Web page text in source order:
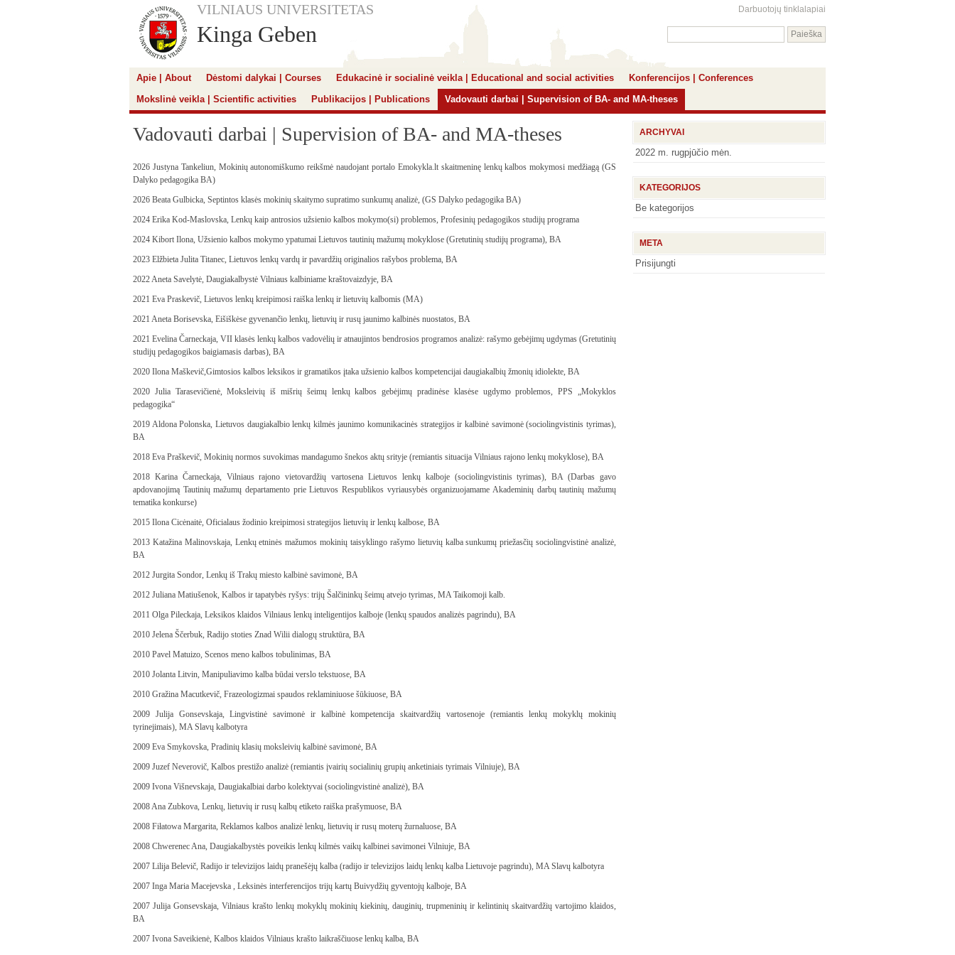
VILNIAUS UNIVERSITETAS Darbuotojų tinklalapiai
Kinga Geben
Apie | About Dėstomi dalykai | Courses Edukacinė ir socialinė veikla | Educational and social activities
Konferencijos | Conferences
Mokslinė veikla | Scientific activities
Publikacijos | Publications Vadovauti darbai | Supervision of BA- and MA-theses
Vadovauti darbai | Supervision of BA- and MA-theses
2026 Justyna Tankeliun, Mokinių autonomiškumo reikšmė naudojant portalo Emokykla.lt skaitmeninę lenkų kalbos mokymosi medžiagą (GS
Dalyko pedagogika BA)
2026 Beata Gulbicka, Septintos klasės mokinių skaitymo supratimo sunkumų analizė, (GS Dalyko pedagogika BA)
2024 Erika Kod-Maslovska, Lenkų kaip antrosios užsienio kalbos mokymo(si) problemos, Profesinių pedagogikos studijų programa
2024 Kibort Ilona, Užsienio kalbos mokymo ypatumai Lietuvos tautinių mažumų mokyklose (Gretutinių studijų programa), BA
2023 Elžbieta Julita Titanec, Lietuvos lenkų vardų ir pavardžių originalios rašybos problema, BA
2022 Aneta Savelytė, Daugiakalbystė Vilniaus kalbiniame kraštovaizdyje, BA
2021 Eva Praskevič, Lietuvos lenkų kreipimosi raiška lenkų ir lietuvių kalbomis (MA)
2021 Aneta Borisevska, Eišiškėse gyvenančio lenkų, lietuvių ir rusų jaunimo kalbinės nuostatos, BA
2021 Evelina Čarneckaja, VII klasės lenkų kalbos vadovėlių ir atnaujintos bendrosios programos analizė: rašymo gebėjimų ugdymas (Gretutinių
studijų pedagogikos baigiamasis darbas), BA
2020 Ilona Maškevič,Gimtosios kalbos leksikos ir gramatikos įtaka užsienio kalbos kompetencijai daugiakalbių žmonių idiolekte, BA
2020 Julia Tarasevičienė, Moksleivių iš mišrių šeimų lenkų kalbos gebėjimų pradinėse klasėse ugdymo problemos, PPS „Mokyklos
pedagogika“
2019 Aldona Polonska, Lietuvos daugiakalbio lenkų kilmės jaunimo komunikacinės strategijos ir kalbinė savimonė (sociolingvistinis tyrimas),
BA
2018 Eva Praškevič, Mokinių normos suvokimas mandagumo šnekos aktų srityje (remiantis situacija Vilniaus rajono lenkų mokyklose), BA
2018 Karina Čarneckaja, Vilniaus rajono vietovardžių vartosena Lietuvos lenkų kalboje (sociolingvistinis tyrimas), BA (Darbas gavo
apdovanojimą Tautinių mažumų departamento prie Lietuvos Respublikos vyriausybės organizuojamame Akademinių darbų tautinių mažumų
tematika konkurse)
2015 Ilona Cicėnaitė, Oficialaus žodinio kreipimosi strategijos lietuvių ir lenkų kalbose, BA
2013 Katažina Malinovskaja, Lenkų etninės mažumos mokinių taisyklingo rašymo lietuvių kalba sunkumų priežasčių sociolingvistinė analizė,
BA
2012 Jurgita Sondor, Lenkų iš Trakų miesto kalbinė savimonė, BA
2012 Juliana Matiušenok, Kalbos ir tapatybės ryšys: trijų Šalčininkų šeimų atvejo tyrimas, MA Taikomoji kalb.
2011 Olga Pileckaja, Leksikos klaidos Vilniaus lenkų inteligentijos kalboje (lenkų spaudos analizės pagrindu), BA
2010 Jelena Ščerbuk, Radijo stoties Znad Wilii dialogų struktūra, BA
2010 Pavel Matuizo, Scenos meno kalbos tobulinimas, BA
2010 Jolanta Litvin, Manipuliavimo kalba būdai verslo tekstuose, BA
2010 Gražina Macutkevič, Frazeologizmai spaudos reklaminiuose šūkiuose, BA
2009 Julija Gonsevskaja, Lingvistinė savimonė ir kalbinė kompetencija skaitvardžių vartosenoje (remiantis lenkų mokyklų mokinių
tyrinejimais), MA Slavų kalbotyra
2009 Eva Smykovska, Pradinių klasių moksleivių kalbinė savimonė, BA
2009 Juzef Neverovič, Kalbos prestižo analizė (remiantis įvairių socialinių grupių anketiniais tyrimais Vilniuje), BA
2009 Ivona Višnevskaja, Daugiakalbiai darbo kolektyvai (sociolingvistinė analizė), BA
2008 Ana Zubkova, Lenkų, lietuvių ir rusų kalbų etiketo raiška prašymuose, BA
2008 Fiłatowa Margarita, Reklamos kalbos analizė lenkų, lietuvių ir rusų moterų žurnaluose, BA
2008 Chwerenec Ana, Daugiakalbystės poveikis lenkų kilmės vaikų kalbinei savimonei Vilniuje, BA
2007 Lilija Belevič, Radijo ir televizijos laidų pranešėjų kalba (radijo ir televizijos laidų lenkų kalba Lietuvoje pagrindu), MA Slavų kalbotyra
2007 Inga Maria Macejevska , Leksinės interferencijos trijų kartų Buivydžių gyventojų kalboje, BA
2007 Julija Gonsevskaja, Vilniaus krašto lenkų mokyklų mokinių kiekinių, dauginių, trupmeninių ir kelintinių skaitvardžių vartojimo klaidos,
BA
2007 Ivona Saveikienė, Kalbos klaidos Vilniaus krašto laikraščiuose lenkų kalba, BA
ARCHYVAI
2022 m. rugpjūčio mėn.
KATEGORIJOS
Be kategorijos
META
Prisijungti